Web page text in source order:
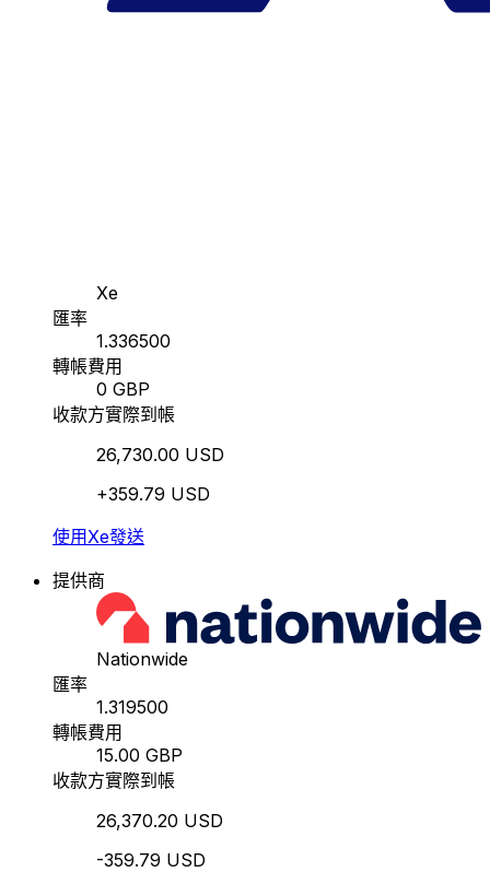
Xe
匯率
1.336500
轉帳費用
0 GBP
收款方實際到帳
26,730.00 USD
+359.79 USD
使用Xe發送
提供商
Nationwide
匯率
1.319500
轉帳費用
15.00 GBP
收款方實際到帳
26,370.20 USD
-359.79 USD